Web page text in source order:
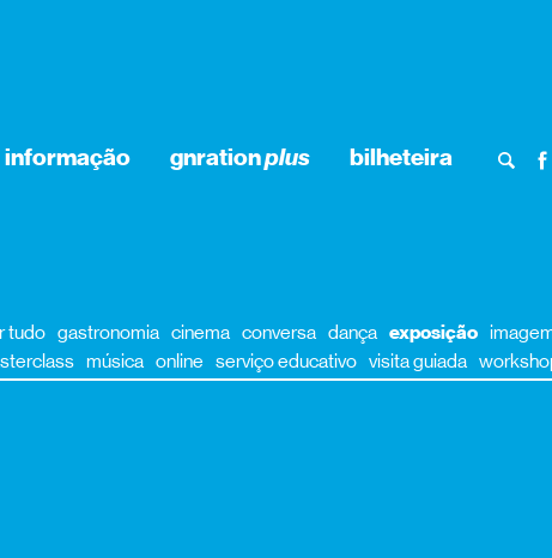
informação gnrationplus bilheteira
tudo gastronomia cinema conversa dança exposição
música online serviço educativo visita guiada